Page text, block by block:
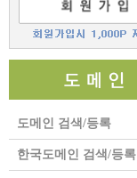
도메인 검색/등록
한국도메인 검색/등록